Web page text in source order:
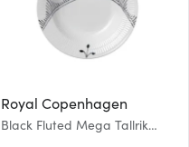
Royal Copenhagen
Black Fluted Mega Tallrik